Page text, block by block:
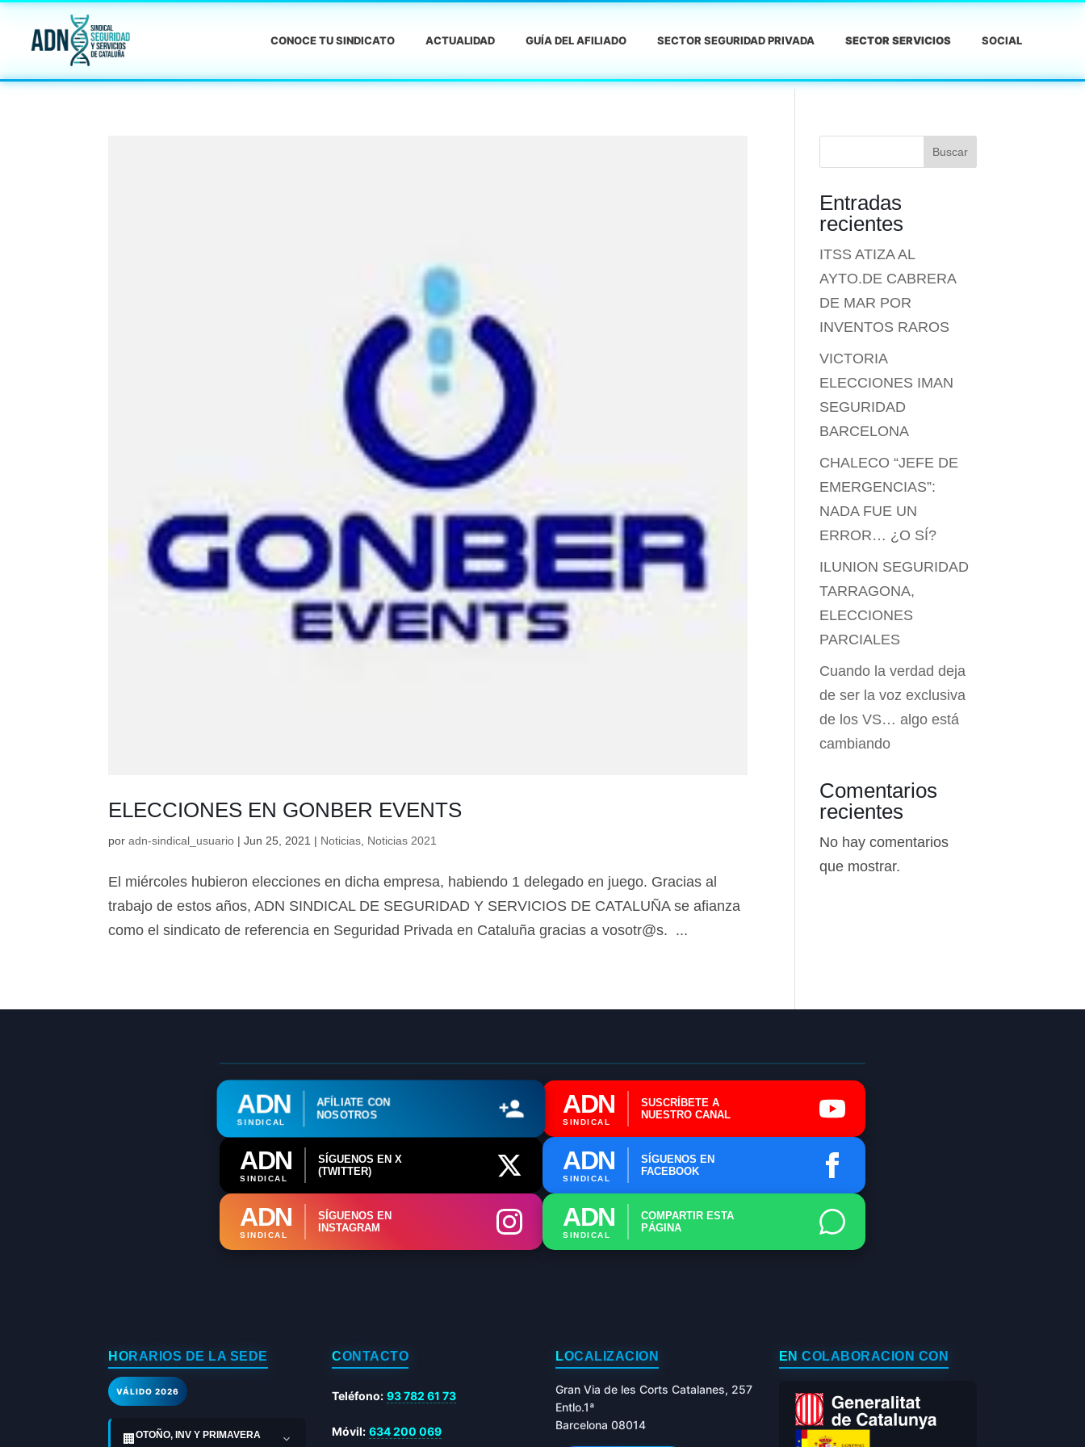
CONOCE TU SINDICATO ACTUALIDAD GUÍA DEL AFILIADO SECTOR SEGURIDAD PRIVADA SECTOR SERVICIOS SOCIAL
ELECCIONES EN GONBER EVENTS
poradn-sindical_usuario |Jun 25, 2021 | Noticias Noticias 2021
El miércoles hubieron elecciones en dicha empresa, habiendo 1 delegado en juego. Gracias al
trabajo de estos años, ADN SINDICAL DE SEGURIDAD Y SERVICIOS DE CATALUÑA se afianza
como el sindicato de referencia en Seguridad Privada en Cataluña gracias a vosotr@s. ...
Buscar
Entradas
recientes
ITSS ATIZA AL
AYTO.DE CABRERA
DE MAR POR
INVENTOS RAROS
VICTORIA
ELECCIONES IMAN
SEGURIDAD
BARCELONA
CHALECO “JEFE DE
EMERGENCIAS”:
NADA FUE UN
ERROR… ¿O SÍ?
ILUNION SEGURIDAD
TARRAGONA,
ELECCIONES
PARCIALES
Cuando la verdad deja
de ser la voz exclusiva
de los VS… algo está
cambiando
Comentarios
recientes
No hay comentarios
que mostrar.
ADN
SINDICAL
AFÍLIATE CON
NOSOTROS
ADN
SINDICAL
SUSCRÍBETE A
NUESTRO CANAL
ADN
SINDICAL
SÍGUENOS EN X
(TWITTER)
ADN
SINDICAL
SÍGUENOS EN
FACEBOOK
ADN
SINDICAL
SÍGUENOS EN
INSTAGRAM
ADN
SINDICAL
COMPARTIR ESTA
PÁGINA
HORARIOS DE LA SEDE
VÁLIDO 2026
🏢OTOÑO, INV Y PRIMAVERA
CONTACTO
Teléfono: 93 782 61 73
Móvil: 634 200 069
LOCALIZACIÓN
Gran Via de les Corts Catalanes, 257
Entlo.1ª
Barcelona 08014
EN COLABORACIÓN CON
ADN Sindical
ℹ️ Consulta General a Sede (Email)
⚖️ Dpto. Jurídico y Abogados (Email)
🤖 Dudas Rápidas del Convenio (IA)
📄 Herramienta: Generador Plantillas